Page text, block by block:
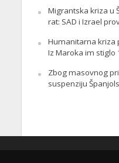
Migrantska kriza u
rat: SAD i Izrael
Humanitarna kriza
Iz Maroka im
Zbog masovnog
suspenziju